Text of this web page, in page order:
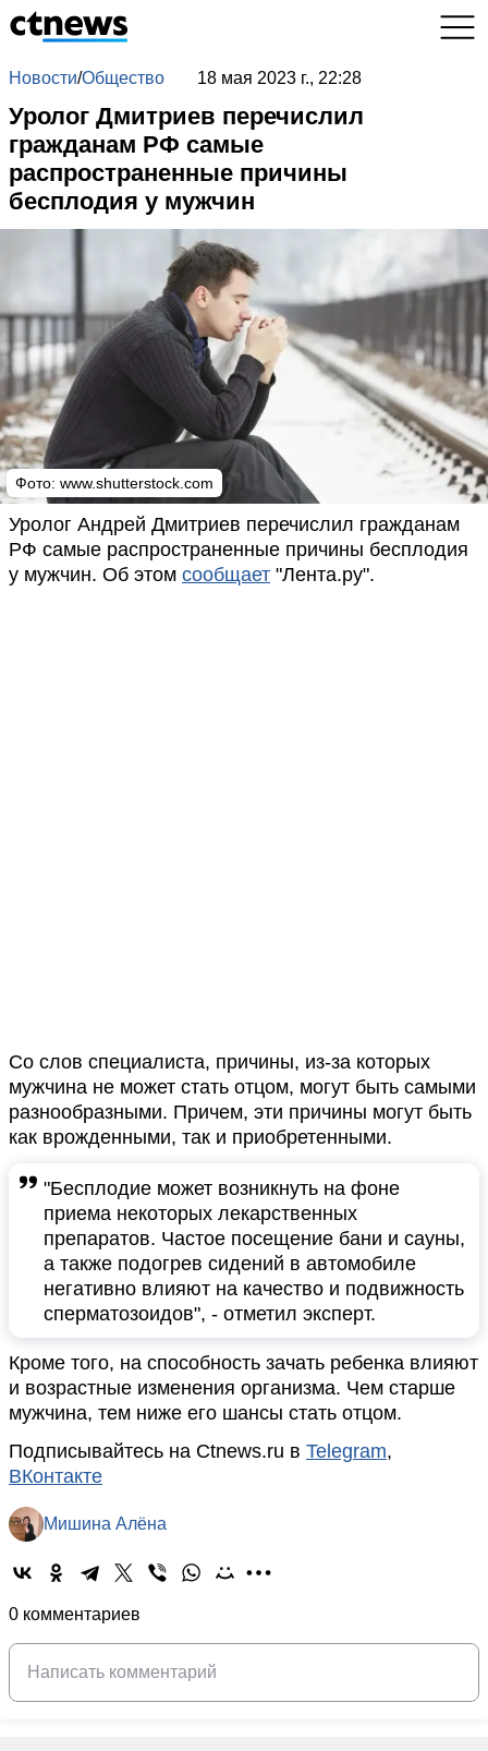
Новости/Общество 18 мая 2023 г., 22:28
Уролог Дмитриев перечислил
гражданам РФ самые
распространенные причины
бесплодия у мужчин
Фото: www.shutterstock.com
Уролог Андрей Дмитриев перечислил гражданам
РФ самые распространенные причины бесплодия
у мужчин. Об этом сообщает "Лента.ру".
Со слов специалиста, причины, из-за которых
мужчина не может стать отцом, могут быть самыми
разнообразными. Причем, эти причины могут быть
как врожденными, так и приобретенными.
"Бесплодие может возникнуть на фоне
приема некоторых лекарственных
препаратов. Частое посещение бани и сауны,
а также подогрев сидений в автомобиле
негативно влияют на качество и подвижность
сперматозоидов", - отметил эксперт.
Кроме того, на способность зачать ребенка влияют
и возрастные изменения организма. Чем старше
мужчина, тем ниже его шансы стать отцом.
Подписывайтесь на Ctnews.ru в Telegram,
ВКонтакте
Мишина Алёна
0 комментариев